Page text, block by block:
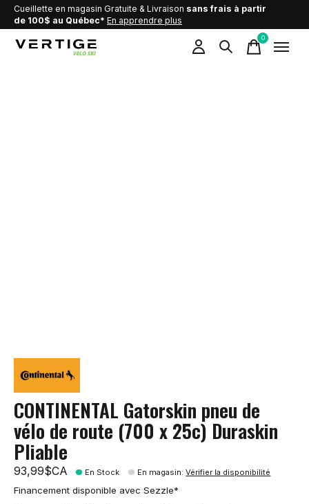
Cueillette en magasin Gratuite & Livraison sans frais à partir
de 100$ au Québec* En apprendre plus
0items
CONTINENTAL Gatorskin pneu de
vélo de route (700 x 25c) Duraskin
Pliable
93,99$CA En Stock En magasin:Vérifier la disponibilité
Financement disponible avec Sezzle*